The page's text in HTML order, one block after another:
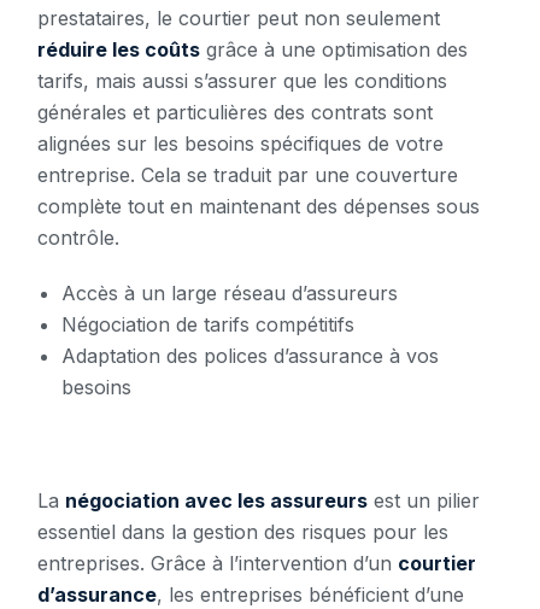
prestataires, le courtier peut non seulement
réduire les coûts grâce à une optimisation des
tarifs, mais aussi s’assurer que les conditions
générales et particulières des contrats sont
alignées sur les besoins spécifiques de votre
entreprise. Cela se traduit par une couverture
complète tout en maintenant des dépenses sous
contrôle.
Accès à un large réseau d’assureurs
Négociation de tarifs compétitifs
Adaptation des polices d’assurance à vos
besoins
La négociation avec les assureurs est un pilier
essentiel dans la gestion des risques pour les
entreprises. Grâce à l’intervention d’un courtier
d’assurance, les entreprises bénéficient d’une